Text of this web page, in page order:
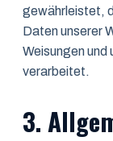
gewährleistet,
Daten unserer
Weisungen und
verarbeitet.
3.